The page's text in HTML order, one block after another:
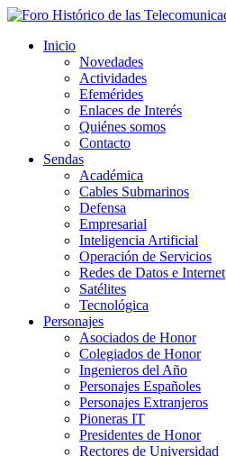
Inicio
Novedades
Actividades
Efemérides
Enlaces de Interés
Quiénes somos
Contacto
Sendas
Académica
Cables Submarinos
Defensa
Empresarial
Inteligencia Artificial
Operación de Servicios
Redes de Datos e Internet
Satélites
Tecnológica
Personajes
Asociados de Honor
Colegiados de Honor
Ingenieros del Año
Personajes Españoles
Personajes Extranjeros
Pioneras IT
Presidentes de Honor
Rectores de Universidad